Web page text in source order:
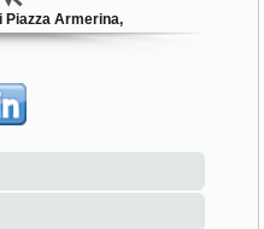
Piazza Armerina,